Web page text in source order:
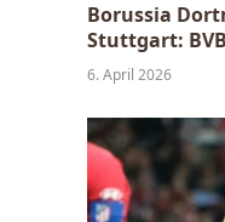
Borussia
Stuttgart:
6. April 2026